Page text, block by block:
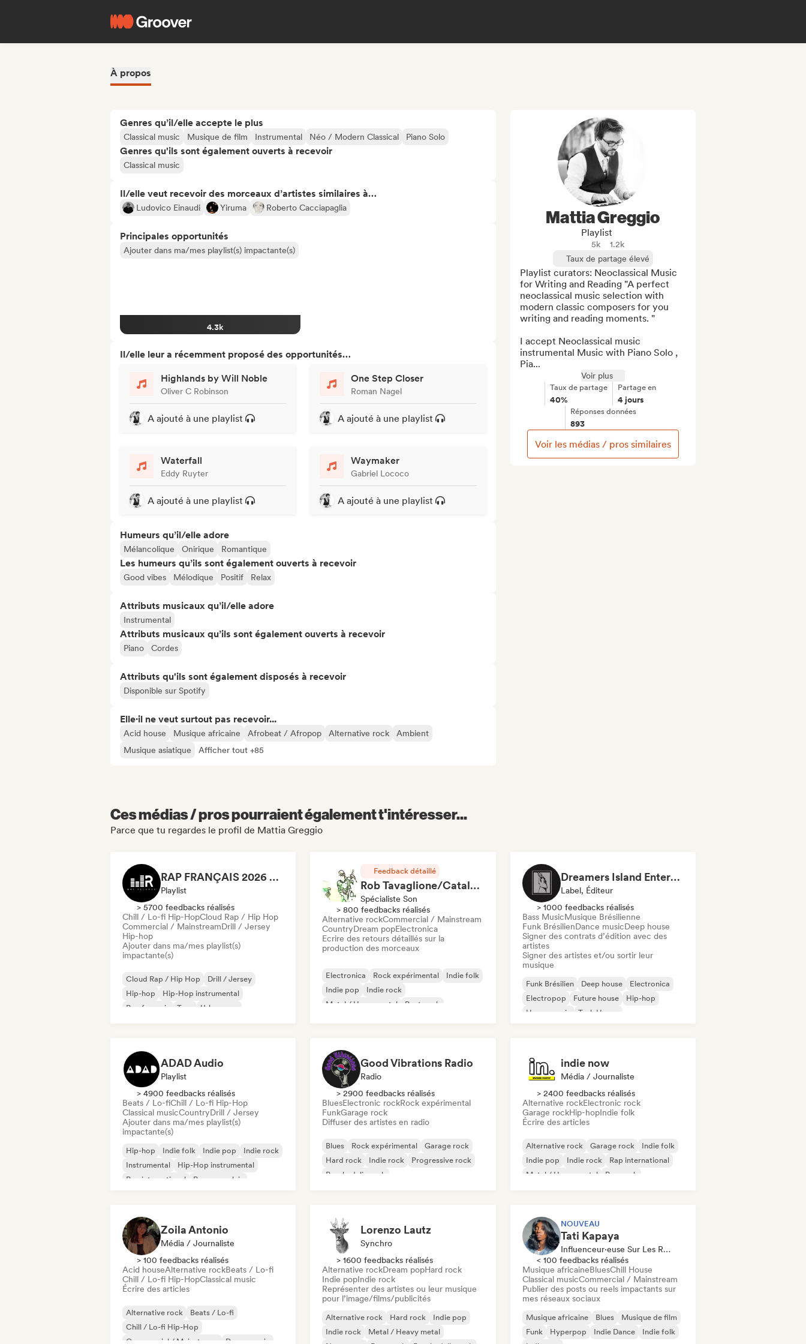
À propos
Genres qu’il/elle accepte le plus
Classical music Musique de film Instrumental Néo / Modern Classical Piano Solo
Genres qu'ils sont également ouverts à recevoir
Classical music
Il/elle veut recevoir des morceaux d’artistes similaires à…
Ludovico Einaudi Yiruma Roberto Cacciapaglia
Principales opportunités
Ajouter dans ma/mes playlist(s) impactante(s)
4.3k
Il/elle leur a récemment proposé des opportunités…
Highlands by Will Noble
Oliver C Robinson
A ajouté à une playlist
One Step Closer
Roman Nagel
A ajouté à une playlist
Waterfall
Eddy Ruyter
A ajouté à une playlist
Waymaker
Gabriel Lococo
A ajouté à une playlist
Humeurs qu’il/elle adore
Mélancolique Onirique Romantique
Les humeurs qu’ils sont également ouverts à recevoir
Good vibes Mélodique Positif Relax
Attributs musicaux qu’il/elle adore
Instrumental
Attributs musicaux qu’ils sont également ouverts à recevoir
Piano Cordes
Attributs qu'ils sont également disposés à recevoir
Disponible sur Spotify
Elle·il ne veut surtout pas recevoir...
Acid house Musique africaine Afrobeat / Afropop Alternative rock
Ambient
Musique asiatique
Afficher tout +85
Mattia Greggio
Playlist
5k
1.2k
Taux de partage élevé
Playlist curators: Neoclassical Music
for Writing and Reading "A perfect
neoclassical music selection with
modern classic composers for you
writing and reading moments. "
I accept Neoclassical music
instrumental Music with Piano Solo ,
Pia...
Voir plus
Taux de partage
40%
Partage en
4 jours
Réponses données
893
Voir les médias / pros similaires
Ces médias / pros pourraient également t'intéresser...
Parce que tu regardes le profil de Mattia Greggio
RAP FRANÇAIS 2026 🔥🇫🇷 (Way Records)
Playlist
> 5700 feedbacks réalisés
Chill / Lo-fi Hip-HopCloud Rap / Hip Hop
Commercial / MainstreamDrill / Jersey
Hip-hop
Ajouter dans ma/mes playlist(s)
impactante(s)
Cloud Rap / Hip Hop
Drill / Jersey
Hip-hop
Hip-Hop instrumental
Rap francais
Trap
Urban pop
Feedback détaillé
Rob Tavaglione/Catalyst Recording
Spécialiste Son
> 800 feedbacks réalisés
Alternative rockCommercial / Mainstream
CountryDream popElectronica
Ecrire des retours détaillés sur la
production des morceaux
Electronica Rock expérimental
Indie folk
Indie pop
Indie rock
Metal / Heavy metal
Post punk
Dreamers Island Entertainment
Label, Éditeur
> 1000 feedbacks réalisés
Bass MusicMusique Brésilienne
Funk BrésilienDance musicDeep house
Signer des contrats d’édition avec des
artistes
Signer des artistes et/ou sortir leur
musique
Funk Brésilien Deep house
Electronica
Electropop
Future house
Hip-hop
House music
Tech House
ADAD Audio
Playlist
> 4900 feedbacks réalisés
Beats / Lo-fiChill / Lo-fi Hip-Hop
Classical musicCountryDrill / Jersey
Ajouter dans ma/mes playlist(s)
impactante(s)
Hip-hop Indie folk Indie pop
Indie rock
Instrumental
Hip-Hop instrumental
Rap international
Rap en anglais
Good Vibrations Radio
Radio
> 2900 feedbacks réalisés
BluesElectronic rockRock expérimental
FunkGarage rock
Diffuser des artistes en radio
Blues Rock expérimental
Garage rock
Hard rock
Indie rock
Progressive rock
Psychedelic rock
indie now
Média / Journaliste
> 2400 feedbacks réalisés
Alternative rockElectronic rock
Garage rockHip-hopIndie folk
Écrire des articles
Alternative rock Garage rock
Indie folk
Indie pop
Indie rock
Rap international
Metal / Heavy metal
Pop rock
Zoila Antonio
Média / Journaliste
> 100 feedbacks réalisés
Acid houseAlternative rockBeats / Lo-fi
Chill / Lo-fi Hip-HopClassical music
Écrire des articles
Alternative rock
Beats / Lo-fi
Chill / Lo-fi Hip-Hop
Commercial / Mainstream
Dance music
Lorenzo Lautz
Synchro
> 1600 feedbacks réalisés
Alternative rockDream popHard rock
Indie popIndie rock
Représenter des artistes ou leur musique
pour l’image/films/publicités
Alternative rock Hard rock
Indie pop
Indie rock
Metal / Heavy metal
NOUVEAU
Tati Kapaya
Influenceur·euse Sur Les Réseaux Sociaux
< 100 feedbacks réalisés
Musique africaineBluesChill House
Classical musicCommercial / Mainstream
Publier des posts ou reels impactants sur
mes réseaux sociaux
Musique africaine Blues
Musique de film
Funk
Hyperpop Indie Dance
Indie folk